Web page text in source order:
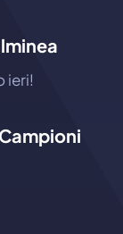
ieri!